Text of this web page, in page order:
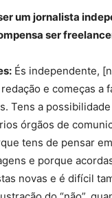
um jornalista
ser
És independente,
e começas a
Tens a
órgãos de
tens de pensar
e porque
novas e é difícil